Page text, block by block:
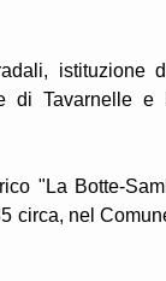
istituzione
di Tavarnelle e
"La Botte-
circa, nel